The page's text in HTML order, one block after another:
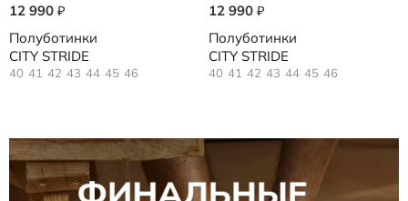
12 990 ₽
Полуботинки
CITY STRIDE
40 41 42 43 44 45 46
12 990 ₽
Полуботинки
CITY STRIDE
40 41 42 43 44 45 46